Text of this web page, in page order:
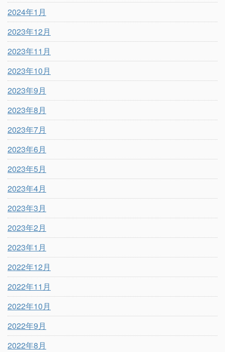
2024年1月
2023年12月
2023年11月
2023年10月
2023年9月
2023年8月
2023年7月
2023年6月
2023年5月
2023年4月
2023年3月
2023年2月
2023年1月
2022年12月
2022年11月
2022年10月
2022年9月
2022年8月